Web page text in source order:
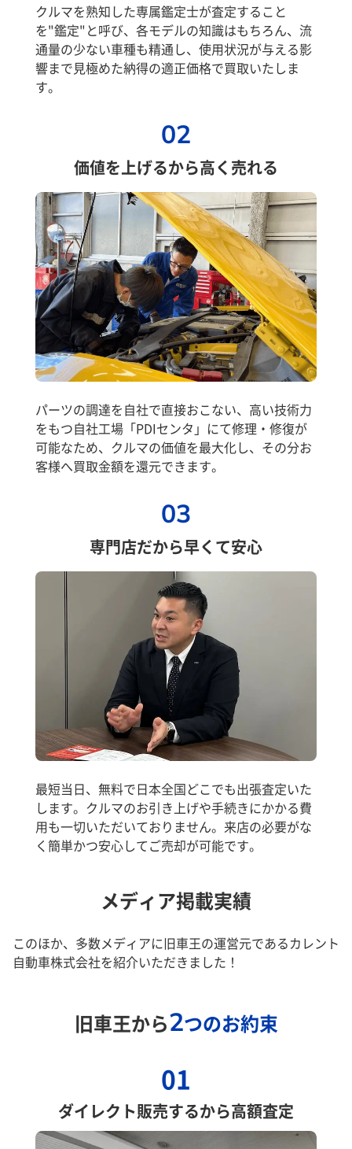
クルマを熟知した専属鑑定士が査定すること
を"鑑定"と呼び、各モデルの知識はもちろん、流
通量の少ない車種も精通し、使用状況が与える影
響まで見極めた納得の適正価格で買取いたしま
す。
02
価値を上げるから高く売れる
パーツの調達を自社で直接おこない、高い技術力
をもつ自社工場「PDIセンタ」にて修理・修復が
可能なため、クルマの価値を最大化し、その分お
客様へ買取金額を還元できます。
03
専門店だから早くて安心
最短当日、無料で日本全国どこでも出張査定いた
します。クルマのお引き上げや手続きにかかる費
用も一切いただいておりません。来店の必要がな
く簡単かつ安心してご売却が可能です。
メディア掲載実績
このほか、多数メディアに旧車王の運営元であるカレント
自動車株式会社を紹介いただきました！
旧車王から2つのお約束
01
ダイレクト販売するから高額査定